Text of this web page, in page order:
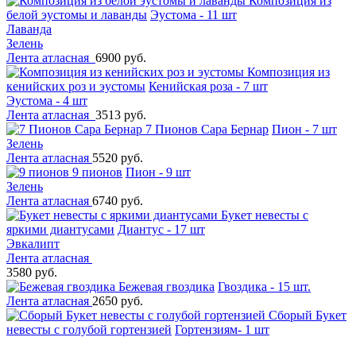
белой эустомы и лаванды Эустома - 11 шт
Лаванда
Зелень
Лента атласная 6900 руб.
Композиция из
кенийских роз и эустомы Кенийская роза - 7 шт
Эустома - 4 шт
Лента атласная 3513 руб.
7 Пионов Сара Бернар Пион - 7 шт
Зелень
Лента атласная 5520 руб.
9 пионов Пион - 9 шт
Зелень
Лента атласная 6740 руб.
Букет невесты с
яркими диантусами Диантус - 17 шт
Эвкалипт
Лента атласная
3580 руб.
Бежевая гвоздика Гвоздика - 15 шт.
Лента атласная 2650 руб.
Сборый Букет
невесты с голубой гортензией Гортензиям- 1 шт